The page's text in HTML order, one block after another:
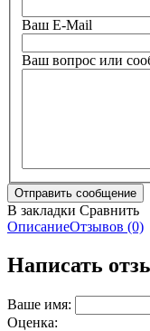
Ваш E-Mail
Ваш вопрос или
В закладки Сравнить
ОписаниеОтзывов (0)
Написать
Ваше имя:
Оценка: